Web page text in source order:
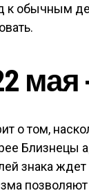
к обычным
мая
о том,
Близнецы
знака